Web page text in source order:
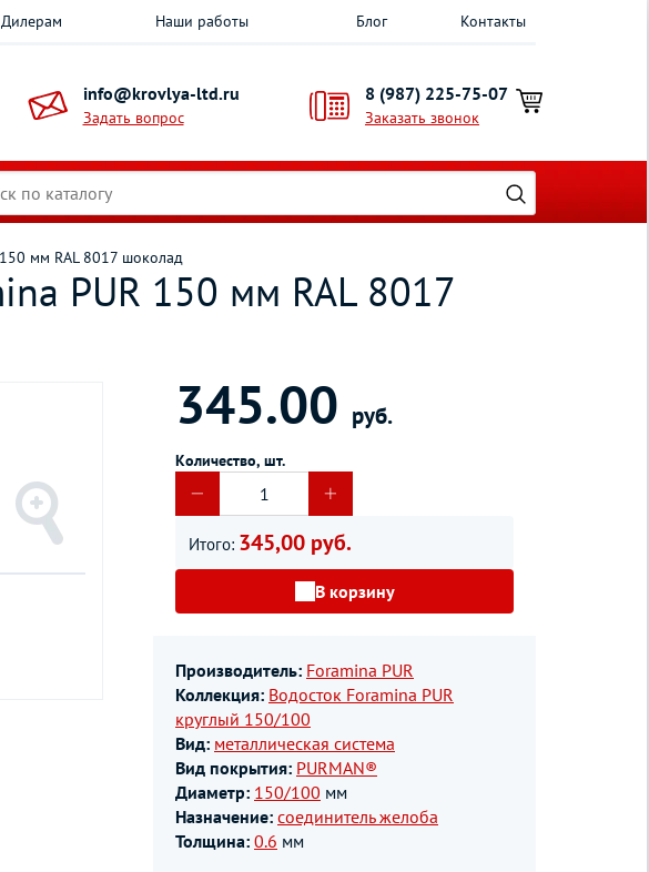
Дилерам Наши работы Блог Контакты
info@krovlya-ltd.ru
Задать вопрос
8 (987) 225-75-07
Заказать звонок
мм RAL 8017 шоколад
PUR 150 мм RAL 8017
345.00 руб.
Количество, шт.
Итого: 345,00 руб.
В корзину
Производитель: Foramina PUR
Коллекция: Водосток Foramina PUR
круглый 150/100
Вид: металлическая система
Вид покрытия: PURMAN®
Диаметр: 150/100 мм
Назначение: соединитель желоба
Толщина: 0.6 мм